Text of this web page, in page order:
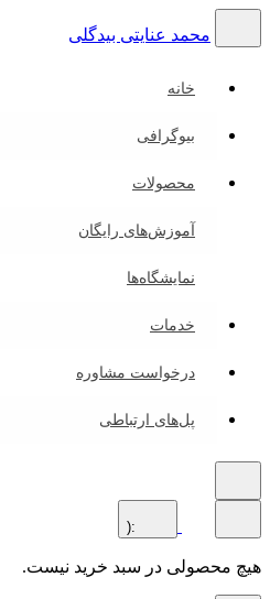
محمد عنایتی بیدگلی
خانه
بیوگرافی
محصولات
آموزش‌های رایگان
نمایشگاه‌ها
خدمات
درخواست مشاوره
پل‌های ارتباطی
محصولی در سبد خرید نیست.